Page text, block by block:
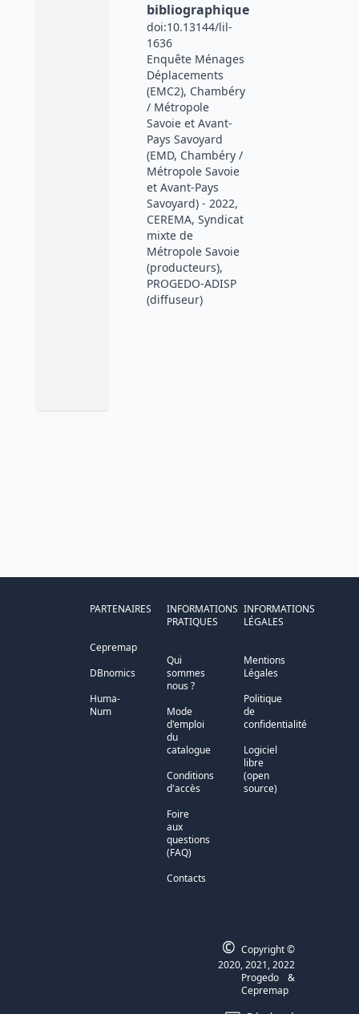
bibliographique
doi:10.13144/lil-
1636
Enquête Ménages
Déplacements
(EMC2), Chambéry
/ Métropole
Savoie et Avant-
Pays Savoyard
(EMD, Chambéry /
Métropole Savoie
et Avant-Pays
Savoyard) - 2022,
CEREMA, Syndicat
mixte de
Métropole Savoie
(producteurs),
PROGEDO-ADISP
(diffuseur)
PARTENAIRES
Cepremap
DBnomics
Huma-
Num
INFORMATIONS
PRATIQUES
Qui
sommes
nous ?
Mode
d'emploi
du
catalogue
Conditions
d'accès
Foire
aux
questions
(FAQ)
Contacts
INFORMATIONS
LÉGALES
Mentions
Légales
Politique
de
confidentialité
Logiciel
libre
(open
source)
© Copyright ©
2020, 2021, 2022
Progedo
&
Cepremap